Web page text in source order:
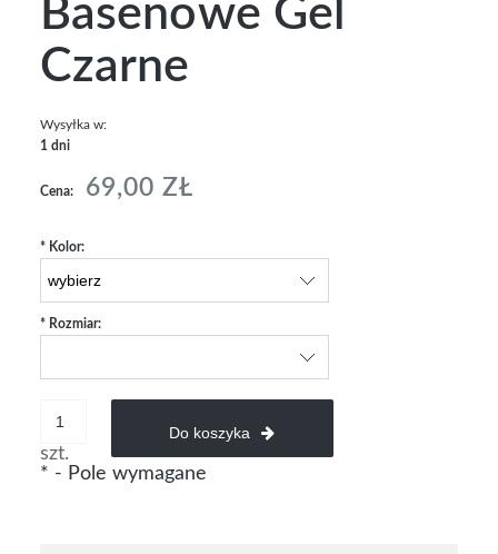
Basenowe Gel
Czarne
Wysyłka w:
1 dni
Cena: 69,00 ZŁ
* Kolor:
* Rozmiar:
szt.
Do koszyka
* - Pole wymagane